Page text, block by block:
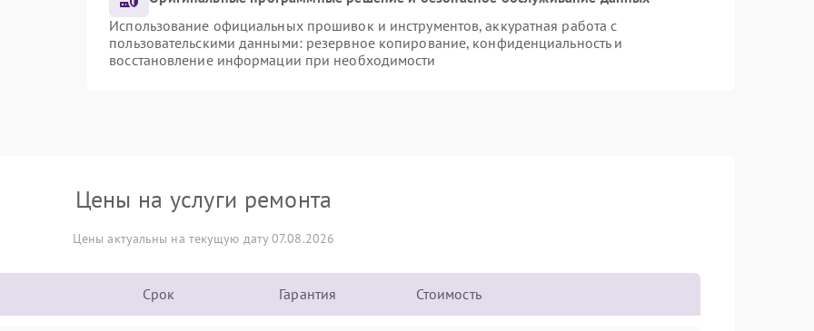
Использование официальных прошивок и инструментов, аккуратная работа с
пользовательскими данными: резервное копирование, конфиденциальность и
восстановление информации при необходимости
Цены на услуги ремонта
Цены актуальны на текущую дату 07.08.2026
Срок Гарантия Стоимость